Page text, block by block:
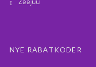
Zeejuu
NYE RABATKODER